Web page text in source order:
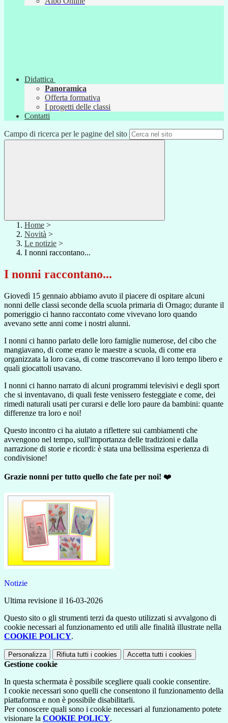
Didattica
Panoramica
Offerta formativa
I progetti delle classi
Contatti
Campo di ricerca per le pagine del sito
Home >
Novità >
Le notizie >
I nonni raccontano...
I nonni raccontano...
Giovedì 15 gennaio abbiamo avuto il piacere di ospitare alcuni
nonni delle classi seconde della scuola primaria di Ornago; durante il
pomeriggio ci hanno raccontato come vivevano loro quando
avevano sette anni come i nostri alunni.
I nonni ci hanno parlato delle loro famiglie numerose, del cibo che
mangiavano, di come erano le maestre a scuola, di come era
organizzata la loro casa, di come trascorrevano il loro tempo libero e
quali giocattoli usavano.
I nonni ci hanno narrato di alcuni programmi televisivi e degli sport
che si inventavano, di quali feste venissero festeggiate e come, dei
rimedi naturali usati per curarsi e delle loro paure da bambini: quante
differenze tra loro e noi!
Questo incontro ci ha aiutato a riflettere sui cambiamenti che
avvengono nel tempo, sull'importanza delle tradizioni e dalla
narrazione di storie e ricordi: è stata una bellissima esperienza di
condivisione!
Grazie nonni per tutto quello che fate per noi! ❤️
Notizie
Ultima revisione il 16-03-2026
Questo sito o gli strumenti terzi da questo utilizzati si avvalgono di
cookie necessari al funzionamento ed utili alle finalità illustrate nella
COOKIE POLICY.
Personalizza Rifiuta tutti i cookies Accetta tutti i cookies
Gestione cookie
In questa schermata è possibile scegliere quali cookie consentire.
I cookie necessari sono quelli che consentono il funzionamento della
piattaforma e non è possibile disabilitarli.
Per conoscere quali sono i cookie necessari al funzionamento potete
visionare la COOKIE POLICY.